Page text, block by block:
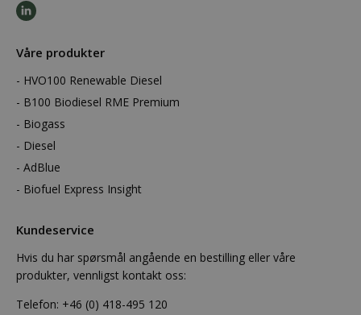
Våre produkter
HVO100 Renewable Diesel
B100 Biodiesel RME Premium
Biogass
Diesel
AdBlue
Biofuel Express Insight
Kundeservice
Hvis du har spørsmål angående en bestilling eller våre
produkter, vennligst kontakt oss:
Telefon: +46 (0) 418-495 120